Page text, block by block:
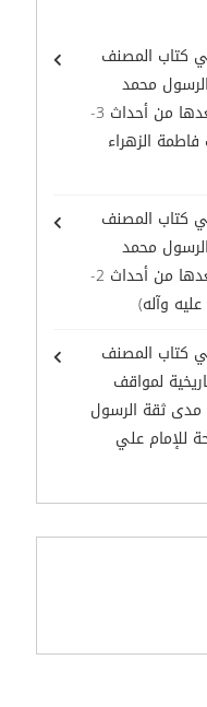
كتاب المصنف
محمد
(صلى الله عليه وآله) ووفاته وما بعدها من أحداث 3-
الزهراء
كتاب المصنف
محمد
(صلى الله عليه وآله) ووفاته وما بعدها من أحداث 2-
وآله)
كتاب المصنف
لمواقف
الإمام علي (عليه السلام) 1- مدى ثقة الرسول
للإمام علي